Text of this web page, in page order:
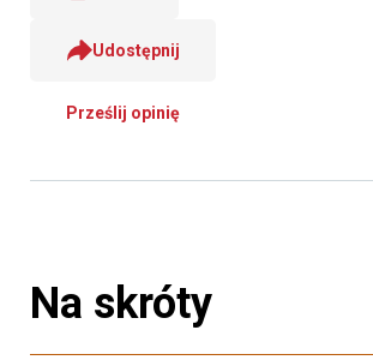
Udostępnij
Prześlij opinię
Na skróty